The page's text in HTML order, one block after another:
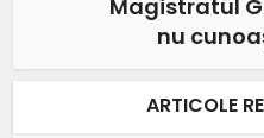
Magistratul
nu
ARTICOLE